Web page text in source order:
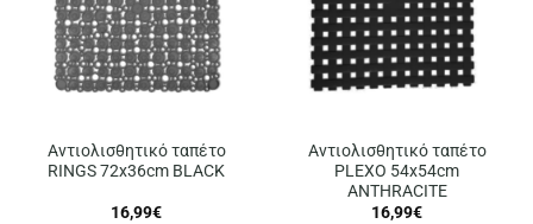
Αντιολισθητικό ταπέτο
RINGS 72x36cm BLACK
16,99€
Αντιολισθητικό ταπέτο
PLEXO 54x54cm
ANTHRACITE
16,99€